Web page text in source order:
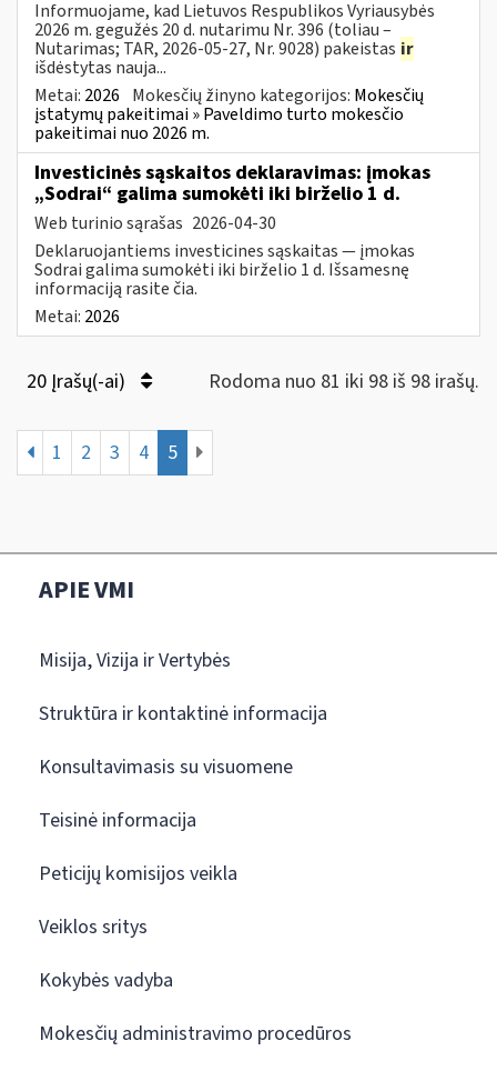
Informuojame, kad Lietuvos Respublikos Vyriausybės
2026 m. gegužės 20 d. nutarimu Nr. 396 (toliau –
Nutarimas; TAR, 2026-05-27, Nr. 9028) pakeistas ir
išdėstytas nauja...
Metai: 2026 Mokesčių žinyno kategorijos: Mokesčių
įstatymų pakeitimai » Paveldimo turto mokesčio
pakeitimai nuo 2026 m.
Investicinės sąskaitos deklaravimas: įmokas
„Sodrai“ galima sumokėti iki birželio 1 d.
Web turinio sąrašas 2026-04-30
Deklaruojantiems investicines sąskaitas — įmokas
Sodrai galima sumokėti iki birželio 1 d. Išsamesnę
informaciją rasite čia.
Metai: 2026
20 Įrašų(-ai) Rodoma nuo 81 iki 98 iš 98 irašų.
1 2 3 4 5
APIE VMI
Misija, Vizija ir Vertybės
Struktūra ir kontaktinė informacija
Konsultavimasis su visuomene
Teisinė informacija
Peticijų komisijos veikla
Veiklos sritys
Kokybės vadyba
Mokesčių administravimo procedūros